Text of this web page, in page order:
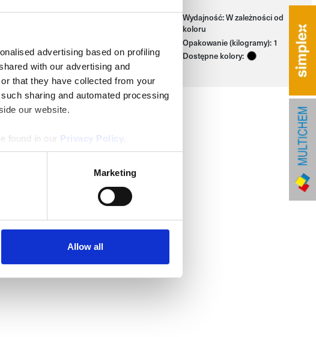
advertising based on profiling
with our advertising and
that they have collected from your
sharing and automated processing
our website.
found in our Privacy Policy
Marketing
Allow all
Dostępne kolory:
Wydajność: W zależności od
koloru
Opakowanie (kilogramy): 1
Dostępne kolory: